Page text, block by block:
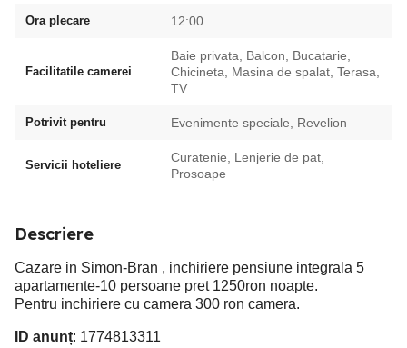
Ora plecare 12:00
Facilitatile camerei
Baie privata, Balcon, Bucatarie,
Chicineta, Masina de spalat, Terasa,
TV
Potrivit pentru Evenimente speciale, Revelion
Servicii hoteliere
Curatenie, Lenjerie de pat,
Prosoape
Descriere
Cazare in Simon-Bran , inchiriere pensiune integrala 5
apartamente-10 persoane pret 1250ron noapte.
Pentru inchiriere cu camera 300 ron camera.
ID anunț: 1774813311